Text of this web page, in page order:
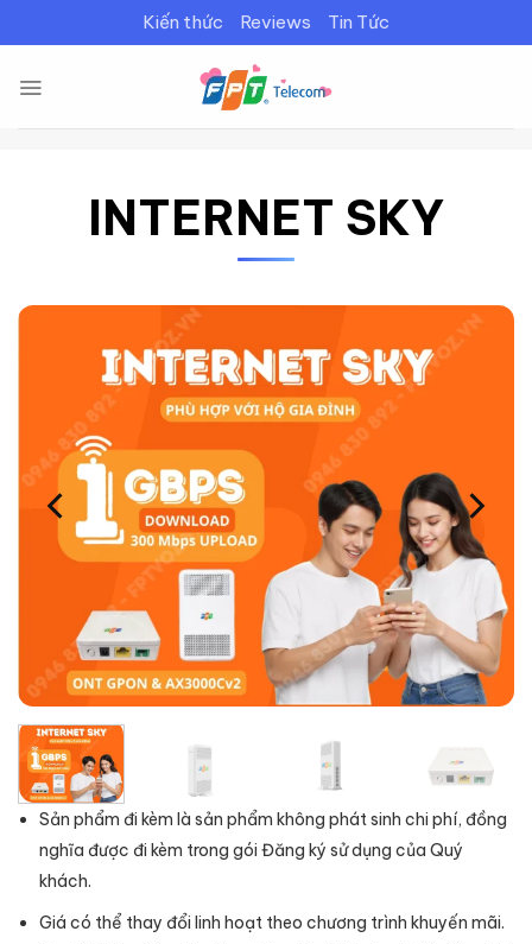
nội
Kiến thức Reviews Tin Tức
INTERNET SKY
Sản phẩm đi kèm là sản phẩm không phát sinh chi phí, đồng
nghĩa được đi kèm trong gói Đăng ký sử dụng của Quý
khách.
Giá có thể thay đổi linh hoạt theo chương trình khuyến mãi.